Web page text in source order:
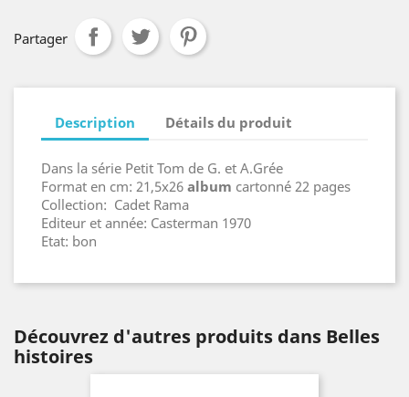
Partager
Description Détails du produit
Dans la série Petit Tom de G. et A.Grée
Format en cm: 21,5x26 album cartonné 22 pages
Collection: Cadet Rama
Editeur et année: Casterman 1970
Etat: bon
Découvrez d'autres produits dans Belles
histoires